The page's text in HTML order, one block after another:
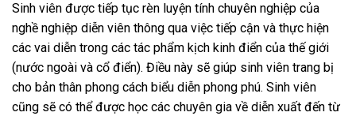
Sinh viên được tiếp tục rèn luyện tính chuyên nghiệp của
nghề nghiệp diễn viên thông qua việc tiếp cận và thực hiện
các vai diễn trong các tác phẩm kịch kinh điển của thế giới
(nước ngoài và cổ điển). Điều này sẽ giúp sinh viên trang bị
cho bản thân phong cách biểu diễn phong phú. Sinh viên
cũng sẽ có thể được học các chuyên gia về diễn xuất đến từ